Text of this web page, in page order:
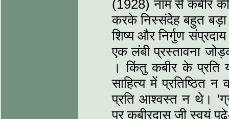
(1928) नाम से कबीर
करके निस्संदेह बहुत
शिष्‍य और निर्गुण
एक लंबी प्रस्‍तावना
। किंतु कबीर के प्रति
साहित्‍य में प्रतिष्ठित
प्रति आश्‍वस्‍त न थे।
पर कबीरदास जी स्‍वयं